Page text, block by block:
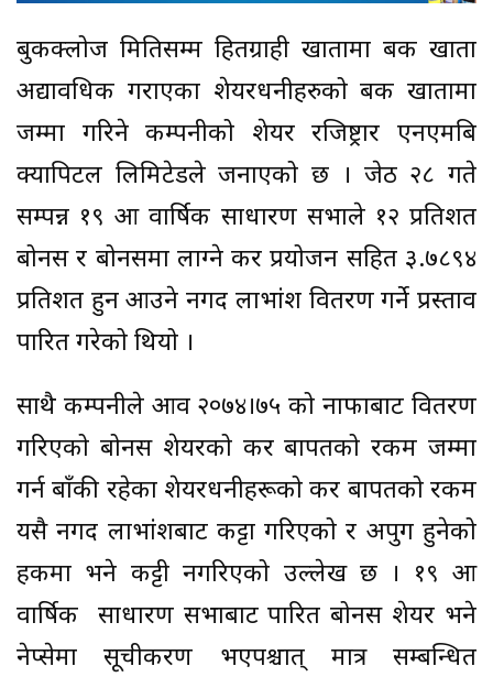
बुकक्लोज मितिसम्म हितग्राही खातामा बैंक खाता
अद्यावधिक गराएका शेयरधनीहरुको बैंक खातामा
जम्मा गरिने कम्पनीको शेयर रजिष्ट्रार एनएमबि
क्यापिटल लिमिटेडले जनाएको छ । जेठ २८ गते
सम्पन्न १९ औं वार्षिक साधारण सभाले १२ प्रतिशत
बोनस र बोनसमा लाग्ने कर प्रयोजन सहित ३.७८९४
प्रतिशत हुन आउने नगद लाभांश वितरण गर्ने प्रस्ताव
पारित गरेको थियो ।
साथै कम्पनीले आव २०७४।७५ को नाफाबाट वितरण
गरिएको बोनस शेयरको कर बापतको रकम जम्मा
गर्न बाँकी रहेका शेयरधनीहरूको कर बापतको रकम
यसै नगद लाभांशबाट कट्टा गरिएको र अपुग हुनेको
हकमा भने कट्टी नगरिएको उल्लेख छ । १९ औं
वार्षिक साधारण सभाबाट पारित बोनस शेयर भने
नेप्सेमा सूचीकरण भएपश्चात् मात्र सम्बन्धित